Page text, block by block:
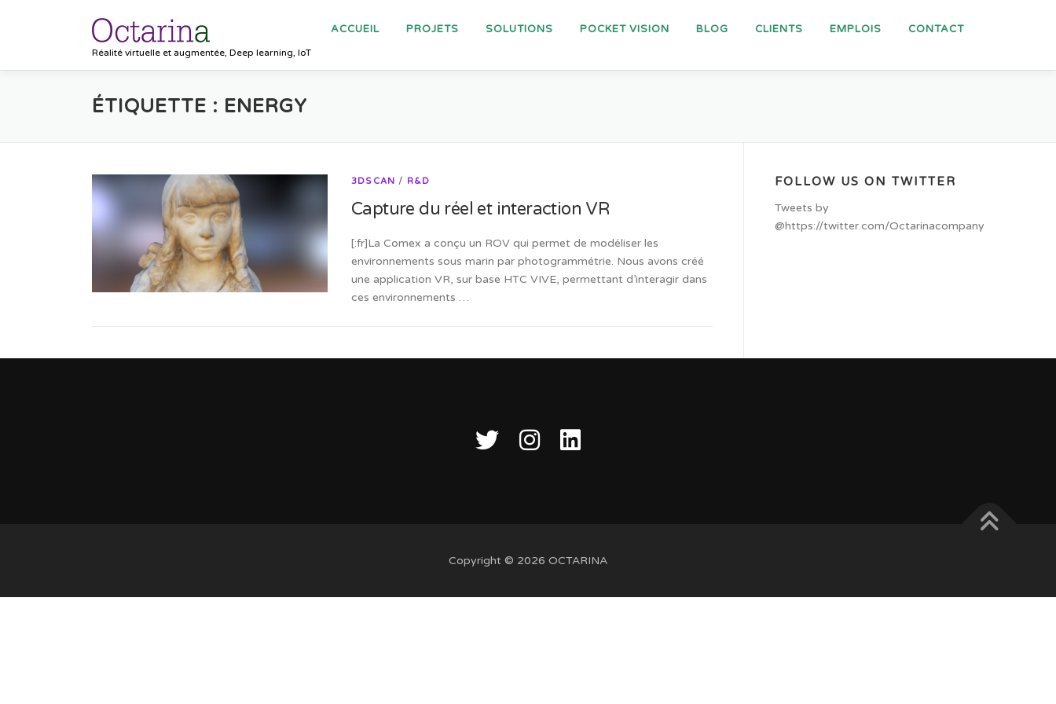
Réalité virtuelle et augmentée, Deep learning, IoT
ACCUEIL PROJETS SOLUTIONS POCKET VISION BLOG CLIENTS EMPLOIS CONTACT
ÉTIQUETTE : ENERGY
3DSCAN / R&D
Capture du réel et interaction VR
[:fr]La Comex a conçu un ROV qui permet de modéliser les
environnements sous marin par photogrammétrie. Nous avons créé
une application VR, sur base HTC VIVE, permettant d’interagir dans
ces environnements …
FOLLOW US ON TWITTER
Tweets by
@https://twitter.com/Octarinacompany
Copyright © 2026 OCTARINA